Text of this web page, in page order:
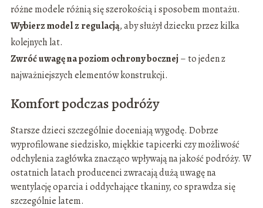
różne modele różnią się szerokością i sposobem montażu.
Wybierz model z regulacją, aby służył dziecku przez kilka
kolejnych lat.
Zwróć uwagę na poziom ochrony bocznej– to jeden z
najważniejszych elementów konstrukcji.
Komfort podczas podróży
Starsze dzieci szczególnie doceniają wygodę. Dobrze
wyprofilowane siedzisko, miękkie tapicerki czy możliwość
odchylenia zagłówka znacząco wpływają na jakość podróży. W
ostatnich latach producenci zwracają dużą uwagę na
wentylację oparcia i oddychające tkaniny, co sprawdza się
szczególnie latem.